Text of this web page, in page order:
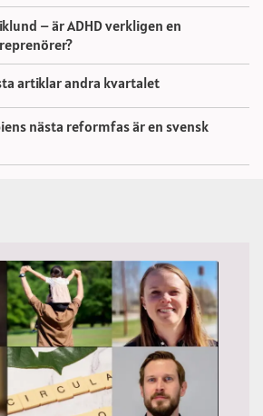
– är ADHD verkligen en
artiklar andra kvartalet
nästa reformfas är en svensk